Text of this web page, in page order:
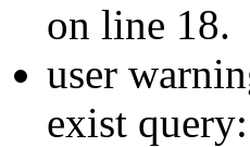
on line 18.
user
exist